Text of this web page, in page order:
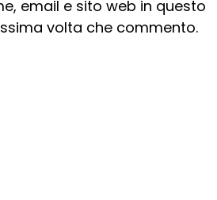
email e sito web in questo
volta che commento.